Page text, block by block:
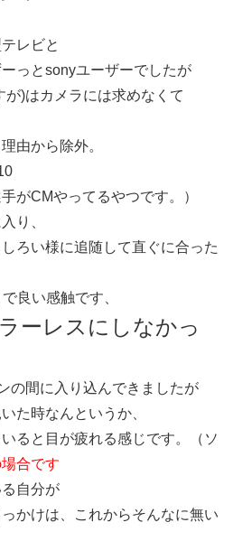
レビと
っとsonyユーザーでしたが
)はカメラには求めなくて
由から除外。
がCMやってるやつです。）
り、
ろい様に追随して直ぐに合った
良い感触です、
ーレスにしなかっ
の間に入り込んできましたが
た時なんというか、
ると目が疲れる感じです。（ソ
合です
自分が
かけは、これからそんなに無い